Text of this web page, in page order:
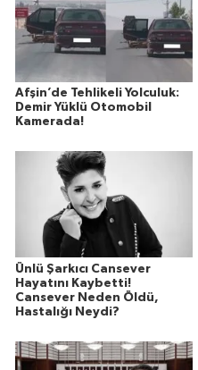
Afşin’de Tehlikeli Yolculuk:
Demir Yüklü Otomobil
Kamerada!
Ünlü Şarkıcı Cansever
Hayatını Kaybetti!
Cansever Neden Öldü,
Hastalığı Neydi?